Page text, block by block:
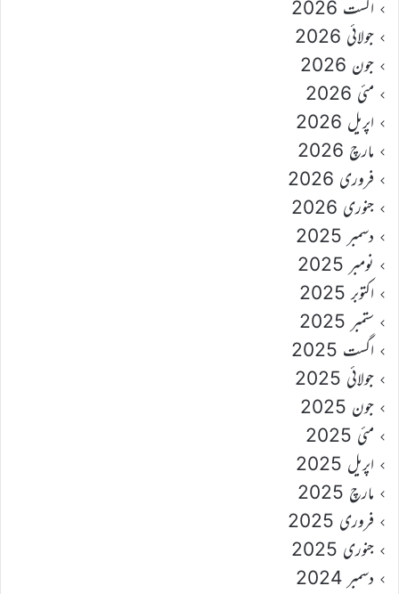
اگست 2026
جولائی 2026
جون 2026
مئی 2026
اپریل 2026
مارچ 2026
فروری 2026
جنوری 2026
دسمبر 2025
نومبر 2025
اکتوبر 2025
ستمبر 2025
اگست 2025
جولائی 2025
جون 2025
مئی 2025
اپریل 2025
مارچ 2025
فروری 2025
جنوری 2025
دسمبر 2024